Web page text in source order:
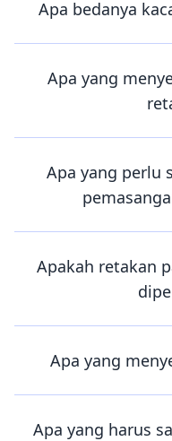
Apa bedanya
Apa yang
Apa yang perlu
Apakah retakan
Apa yang
Apa yang harus